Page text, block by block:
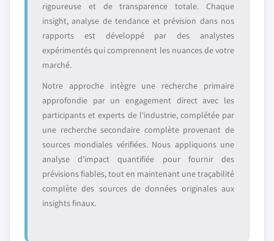
rigoureuse et de transparence totale. Chaque
insight, analyse de tendance et prévision dans nos
rapports est développé par des analystes
expérimentés qui comprennent les nuances de votre
marché.
Notre approche intègre une recherche primaire
approfondie par un engagement direct avec les
participants et experts de l'industrie, complétée par
une recherche secondaire complète provenant de
sources mondiales vérifiées. Nous appliquons une
analyse d'impact quantifiée pour fournir des
prévisions fiables, tout en maintenant une traçabilité
complète des sources de données originales aux
insights finaux.